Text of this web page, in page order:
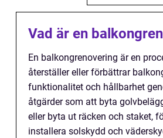
Vad är en
En balkongrenovering är en
återställer eller förbättrar
funktionalitet och hållbarhet
åtgärder som att byta
eller byta ut räcken och staket,
installera solskydd och